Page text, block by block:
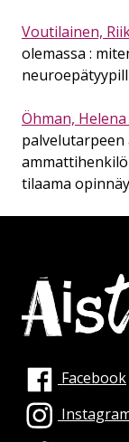
Voutilainen,
olemassa :
Öhman, Helena
tilaama
Facebook